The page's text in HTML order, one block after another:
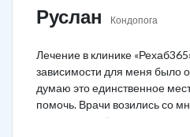
Руслан Кондопога
Лечение в клинике
зависимости для меня было
думаю это единственное
помочь. Врачи возились со
теперь я уже 5 месяцев не